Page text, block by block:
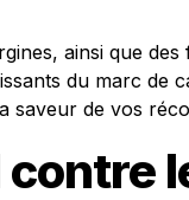
ainsi que
du marc de
saveur de vos